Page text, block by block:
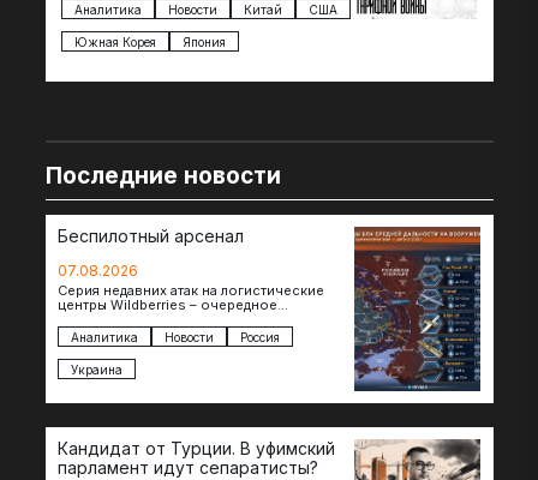
импорта из более 100 стран…
Аналитика Новости Китай США
Южная Корея Япония
Последние новости
Беспилотный арсенал
07.08.2026
Серия недавних атак на логистические
центры Wildberries – очередное
российского тыла. И суть здесь даже не…
Аналитика Новости Россия
Украина
Кандидат от Турции. В уфимский
парламент идут сепаратисты?